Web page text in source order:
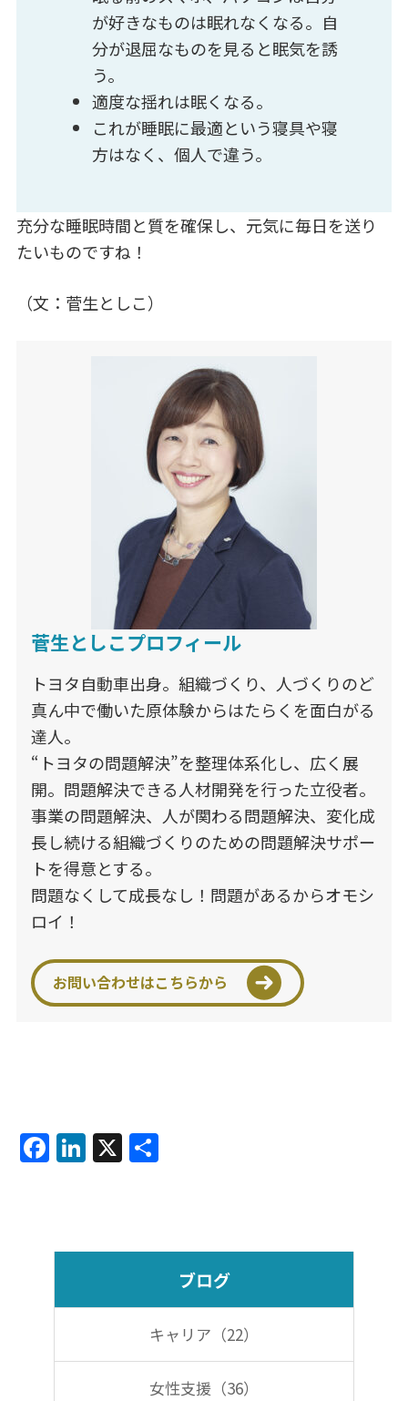
が好きなものは眠れなくなる。自
分が退屈なものを見ると眠気を誘
う。
適度な揺れは眠くなる。
これが睡眠に最適という寝具や寝
方はなく、個人で違う。
充分な睡眠時間と質を確保し、元気に毎日を送り
たいものですね！
（文：菅生としこ）
菅生としこプロフィール
トヨタ自動車出身。組織づくり、人づくりのど
真ん中で働いた原体験からはたらくを面白がる
達人。
“トヨタの問題解決”を整理体系化し、広く展
開。問題解決できる人材開発を行った立役者。
事業の問題解決、人が関わる問題解決、変化成
長し続ける組織づくりのための問題解決サポー
トを得意とする。
問題なくして成長なし！問題があるからオモシ
ロイ！
お問い合わせはこちらから
F
a
b
o
k
Li
n
dI
X 共
ブログ
キャリア（22）
女性支援（36）